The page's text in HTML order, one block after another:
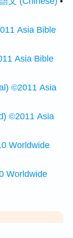
Asia Bible
Asia Bible
©2011 Asia
©2011 Asia
Worldwide
Worldwide